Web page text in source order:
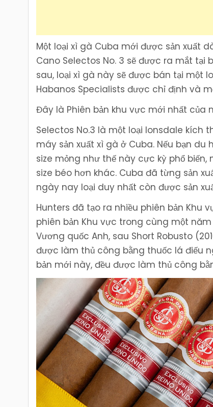
Một loại xì gà Cuba mới được sản xuất
Cano Selectos No. 3 sẽ được ra mắt
sau, loại xì gà này sẽ được bán tại một
Habanos Specialists được chỉ định và
Đây là Phiên bản khu vực mới nhất của
Selectos No.3 là một loại lonsdale kích
máy sản xuất xì gà ở Cuba. Nếu bạn
size mỏng như thế này cực kỳ phổ
size béo hơn khác. Cuba đã từng sản
ngày nay loại duy nhất còn được sản
Hunters đã tạo ra nhiều phiên bản Khu
phiên bản Khu vực trong cùng một
Vương quốc Anh, sau Short Robusto
được làm thủ công bằng thuốc lá điếu
bản mới này, đều được làm thủ công